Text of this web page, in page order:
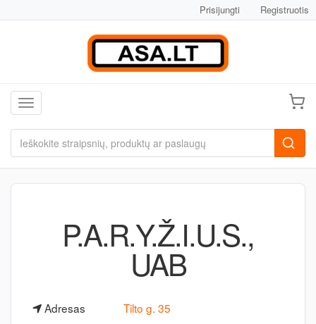
Prisijungti Registruotis
Toggle navigation
P.A.R.Y.Ž.I.U.S.,
UAB
Adresas
Tilto g. 35